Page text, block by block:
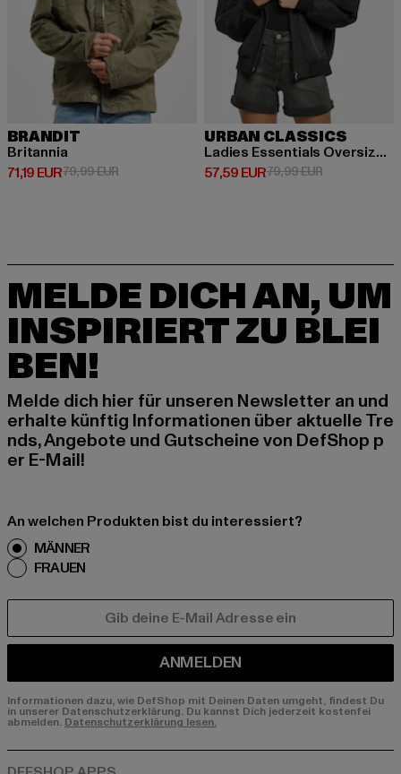
BRANDIT
Britannia
71,19 EUR
Derzeitiger Preis: 71,19 EUR
79,99 EURAktionspreis: 79,99 EUR
URBAN CLASSICS
Ladies Essentials Oversized Light
57,59 EUR
Derzeitiger Preis: 57,59 EUR
79,99 EURAktionspreis:
MELDE DICH AN, UM
INSPIRIERT ZU BLEI
BEN!
Melde dich hier für unseren Newsletter an und
erhalte künftig Informationen über aktuelle Tre
nds, Angebote und Gutscheine von DefShop p
er E-Mail!
An welchen Produkten bist du interessiert?
MÄNNER
FRAUEN
ANMELDEN
Informationen dazu, wie DefShop mit Deinen Daten umgeht, findest Du
in unserer Datenschutzerklärung. Du kannst Dich jederzeit kostenfei
abmelden. Datenschutzerklärung lesen.